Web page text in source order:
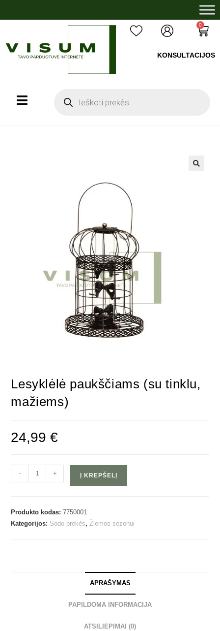
0
KONSULTACIJOS
Lesyklėlė paukščiams (su tinklu,
mažiems)
24,99€
- + Į KREPŠELĮ
Produkto kodas:7750001
Kategorijos: Sodo prekės,Žiemos sezonui
APRAŠYMAS
PAPILDOMA INFORMACIJA
ATSILIEPIMAI (0)